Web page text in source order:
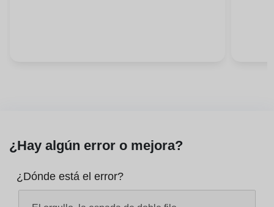
¿Hay algún error o mejora?
¿Dónde está el error?